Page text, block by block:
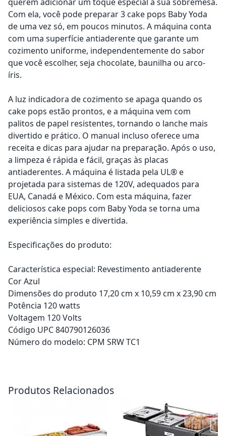
Com ela, você pode preparar 3 cake pops Baby Yoda
de uma vez só, em poucos minutos. A máquina conta
com uma superfície antiaderente que garante um
cozimento uniforme, independentemente do sabor
que você escolher, seja chocolate, baunilha ou arco-
íris.
A luz indicadora de cozimento se apaga quando os
cake pops estão prontos, e a máquina vem com
palitos de papel resistentes, tornando o lanche mais
divertido e prático. O manual incluso oferece uma
receita e dicas para ajudar na preparação. Após o uso,
a limpeza é rápida e fácil, graças às placas
antiaderentes. A máquina é listada pela UL® e
projetada para sistemas de 120V, adequados para
EUA, Canadá e México. Com esta máquina, fazer
deliciosos cake pops com Baby Yoda se torna uma
experiência simples e divertida.
Especificações do produto:
Característica especial: Revestimento antiaderente
Cor Azul
Dimensões do produto 17,20 cm x 10,59 cm x 23,90 cm
Potência 120 watts
Voltagem 120 Volts
Código UPC 840790126036
Número do modelo: CPM SRW TC1
Produtos Relacionados